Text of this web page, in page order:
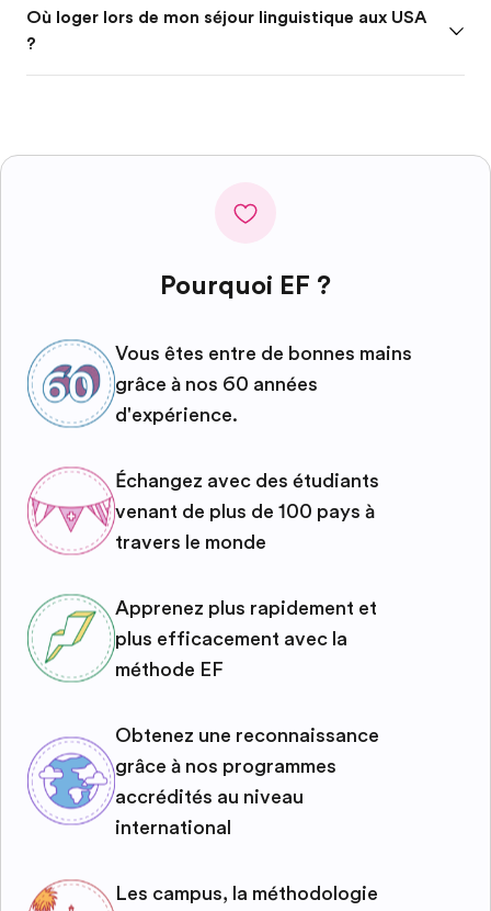
Où loger lors de mon séjour linguistique aux USA
?
Pourquoi EF ?
Vous êtes entre de bonnes mains
grâce à nos 60 années
d'expérience.
Échangez avec des étudiants
venant de plus de 100 pays à
travers le monde
Apprenez plus rapidement et
plus efficacement avec la
méthode EF
Obtenez une reconnaissance
grâce à nos programmes
accrédités au niveau
international
Les campus, la méthodologie